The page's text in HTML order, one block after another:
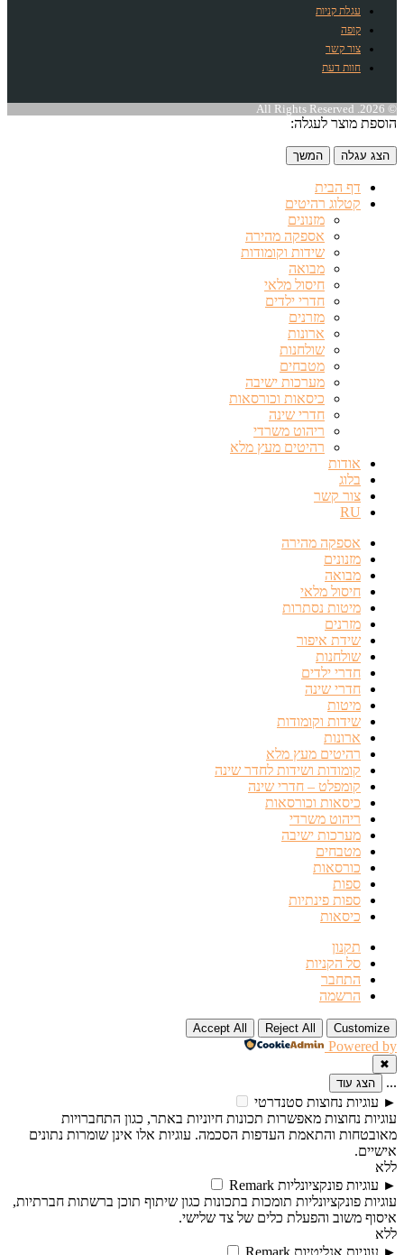
עגלת קניות
קופה
צור קשר
חוות דעת
© 2026. All Rights Reserved
הוספת מוצר לעגלה:
הצג עגלה המשך
דף הבית
קטלוג רהיטים
מזנונים
אספקה מהירה
שידות וקומודות
מבואה
חיסול מלאי
חדרי ילדים
מזרנים
ארונות
שולחנות
מטבחים
מערכות ישיבה
כיסאות וכורסאות
חדרי שינה
ריהוט משרדי
רהיטים מעץ מלא
אודות
בלוג
צור קשר
RU
אספקה מהירה
מזנונים
מבואה
חיסול מלאי
מיטות נסתרות
מזרנים
שידת איפור
שולחנות
חדרי ילדים
חדרי שינה
מיטות
שידות וקומודות
ארונות
רהיטים מעץ מלא
קומודות ושידות לחדר שינה
קומפלט – חדרי שינה
כיסאות וכורסאות
ריהוט משרדי
מערכות ישיבה
מטבחים
כורסאות
ספות
ספות פינתיות
כיסאות
תקנון
סל הקניות
התחבר
הרשמה
Customize
Reject All
Accept All
Powered by
✖
... הצג עוד
► עוגיות נחוצות סטנדרטי
עוגיות נחוצות מאפשרות תכונות חיוניות באתר, כגון התחברויות
מאובטחות והתאמת העדפות הסכמה. עוגיות אלו אינן שומרות נתונים
אישיים.
ללא
► עוגיות פונקציונליות Remark
עוגיות פונקציונליות תומכות בתכונות כגון שיתוף תוכן ברשתות חברתיות,
איסוף משוב והפעלת כלים של צד שלישי.
ללא